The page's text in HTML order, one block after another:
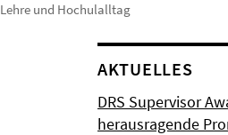
und Hochulalltag
AKTUELLES
DRS Supervisor
herausragende